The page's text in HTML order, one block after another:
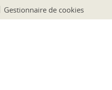
Gestionnaire de cookies